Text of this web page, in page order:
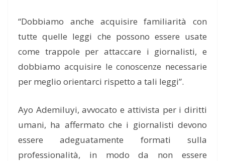
“Dobbiamo anche acquisire familiarità con
tutte quelle leggi che possono essere usate
come trappole per attaccare i giornalisti, e
dobbiamo acquisire le conoscenze necessarie
per meglio orientarci rispetto a tali leggi”.
Ayo Ademiluyi, avvocato e attivista per i diritti
umani, ha affermato che i giornalisti devono
essere adeguatamente formati sulla
professionalità, in modo da non essere